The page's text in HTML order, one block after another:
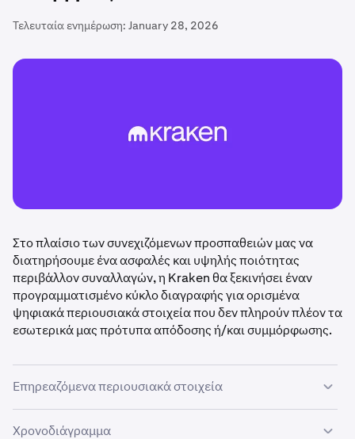
Τελευταία ενημέρωση: January 28, 2026
Στο πλαίσιο των συνεχιζόμενων προσπαθειών μας να
διατηρήσουμε ένα ασφαλές και υψηλής ποιότητας
περιβάλλον συναλλαγών, η Kraken θα ξεκινήσει έναν
προγραμματισμένο κύκλο διαγραφής για ορισμένα
ψηφιακά περιουσιακά στοιχεία που δεν πληρούν πλέον τα
εσωτερικά μας πρότυπα απόδοσης ή/και συμμόρφωσης.
Επηρεαζόμενα περιουσιακά στοιχεία
Τα ακόλουθα περιουσιακά στοιχεία έχουν
Χρονοδιάγραμμα